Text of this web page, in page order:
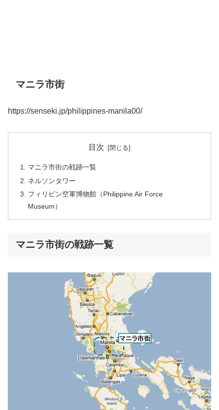
マニラ市街
https://senseki.jp/philippines-manila00/
目次
マニラ市街の戦跡一覧
ネルソンタワー
フィリピン空軍博物館（Philippine Air Force
Museum）
マニラ市街の戦跡一覧